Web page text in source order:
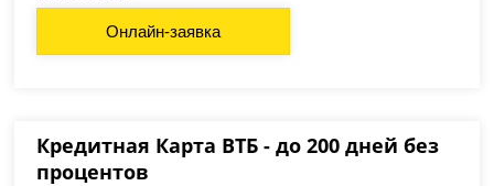
Онлайн-заявка
Кредитная Карта ВТБ - до 200 дней без
процентов